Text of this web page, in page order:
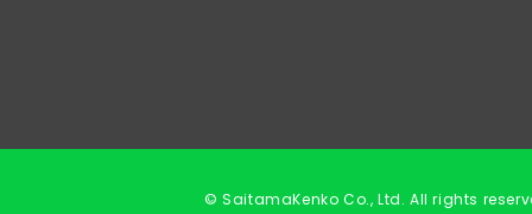
© SaitamaKenko Co., Ltd. All rights